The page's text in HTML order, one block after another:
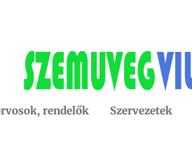
rendelők Szervezetek